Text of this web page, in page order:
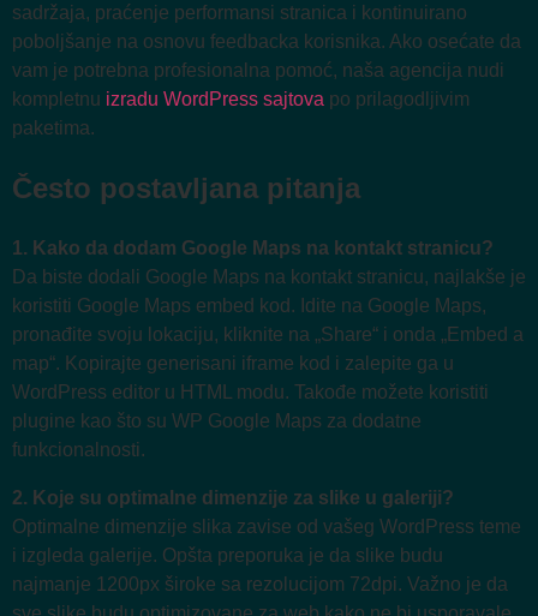
sadržaja, praćenje performansi stranica i kontinuirano
poboljšanje na osnovu feedbacka korisnika. Ako osećate da
vam je potrebna profesionalna pomoć, naša agencija nudi
kompletnu izradu WordPress sajtova po prilagodljivim
paketima.
Često postavljana pitanja
1. Kako da dodam Google Maps na kontakt stranicu?
Da biste dodali Google Maps na kontakt stranicu, najlakše je
koristiti Google Maps embed kod. Idite na Google Maps,
pronađite svoju lokaciju, kliknite na „Share“ i onda „Embed a
map“. Kopirajte generisani iframe kod i zalepite ga u
WordPress editor u HTML modu. Takođe možete koristiti
plugine kao što su WP Google Maps za dodatne
funkcionalnosti.
2. Koje su optimalne dimenzije za slike u galeriji?
Optimalne dimenzije slika zavise od vašeg WordPress teme
i izgleda galerije. Opšta preporuka je da slike budu
najmanje 1200px široke sa rezolucijom 72dpi. Važno je da